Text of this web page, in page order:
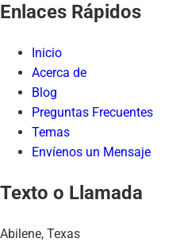
Enlaces Rápidos
Inicio
Acerca de
Blog
Preguntas Frecuentes
Temas
Envíenos un Mensaje
Texto o Llamada
Abilene, Texas